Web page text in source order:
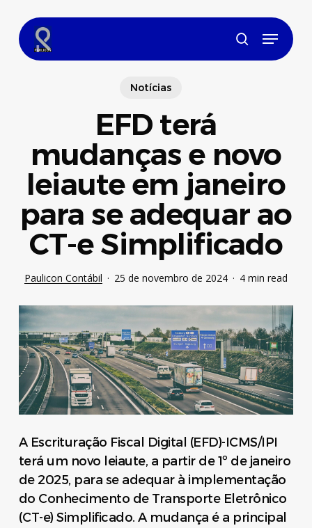
main
content
search
Menu
Notícias
EFD terá
mudanças e novo
leiaute em janeiro
para se adequar ao
CT-e Simplificado
Paulicon Contábil 25 de novembro de 2024 4 min read
A Escrituração Fiscal Digital (EFD)-ICMS/IPI
terá um novo leiaute, a partir de 1º de janeiro
de 2025, para se adequar à implementação
do Conhecimento de Transporte Eletrônico
(CT-e) Simplificado. A mudança é a principal